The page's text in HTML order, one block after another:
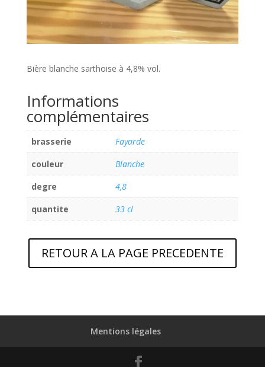
Bière blanche sarthoise à 4,8% vol.
Informations
complémentaires
brasserie
Fayarde
couleur
Blanche
degre
4,8
quantite
33 cl
RETOUR A LA PAGE PRECEDENTE
Mentions légales